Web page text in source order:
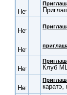
Клуб
каратэ,